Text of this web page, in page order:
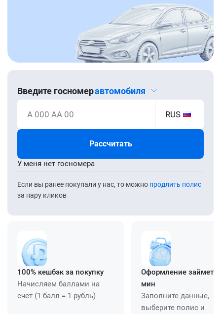
Введите госномеравтомобиля
А 000 АА 00 RUS
Рассчитать
Если вы ранее покупали у нас, то можно продлить полис
за пару кликов
У меня нет госномера
100% кешбэк за покупку
Начисляем баллами на
счет (1 балл = 1 рубль)
Оформление займет
мин
Заполните данные,
выберите полис и